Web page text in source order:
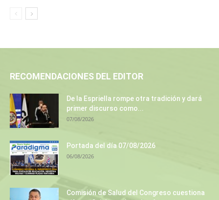
RECOMENDACIONES DEL EDITOR
De la Espriella rompe otra tradición y dará
primer discurso como...
07/08/2026
Portada del día 07/08/2026
06/08/2026
Comisión de Salud del Congreso cuestiona